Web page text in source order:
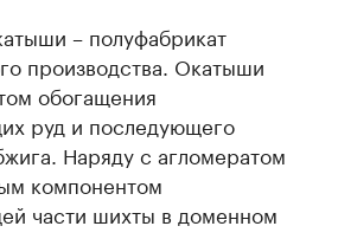
– полуфабрикат
производства. Окатыши
обогащения
руд и последующего
Наряду с агломератом
компонентом
части шихты в доменном